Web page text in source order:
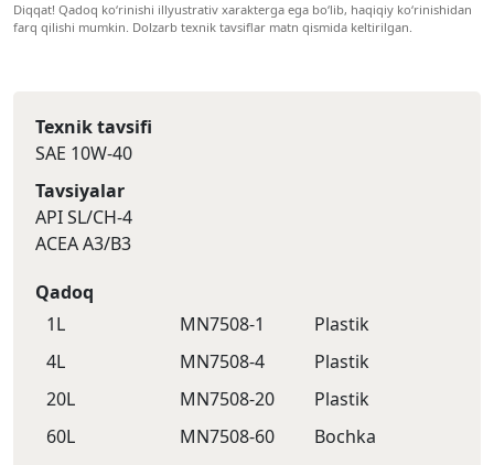
Diqqat! Qadoq ko‘rinishi illyustrativ xarakterga ega bo‘lib, haqiqiy ko‘rinishidan
farq qilishi mumkin. Dolzarb texnik tavsiflar matn qismida keltirilgan.
Texnik tavsifi
SAE 10W-40
Tavsiyalar
API SL/CH-4
ACEA A3/B3
Qadoq
1L
MN7508-1
Plastik
4L
MN7508-4
Plastik
20L
MN7508-20
Plastik
60L
MN7508-60
Bochka